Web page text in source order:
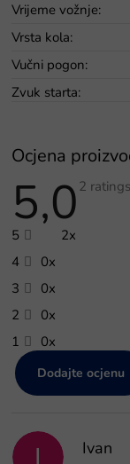
Vrijeme vožnje:
Vrsta kola:
Vučni pogon:
Zvuk starta:
Ocjena
5,0 Prosječna
2 ratings
5
2x
4
0x
3
0x
2
0x
1
0x
Dodajte ocjenu
p
i I Ivan